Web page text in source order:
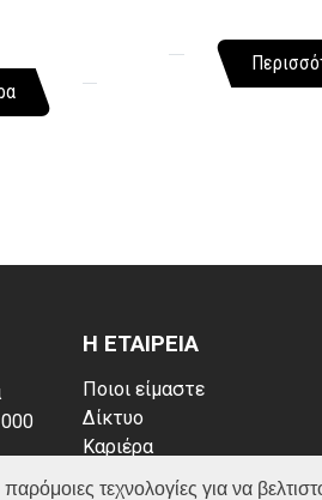
τεχνολογίες για να
Η ΕΤΑΙΡΕΙΑ
Ποιοι είμαστε
Δίκτυο
Καριέρα